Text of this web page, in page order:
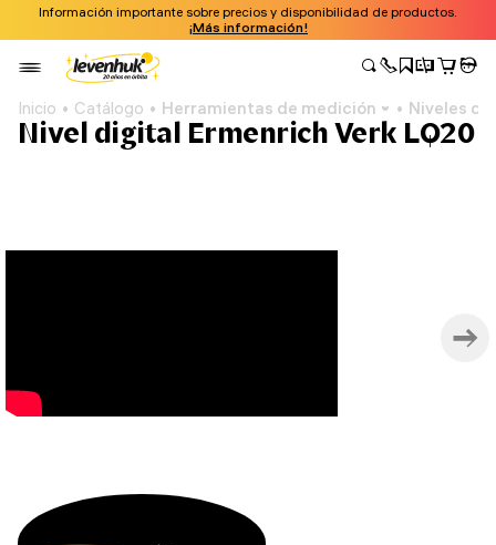
Información importante sobre precios y disponibilidad de productos.
¡Más información!
Inicio Catálogo Herramientas de medición Niveles
Nivel digital Ermenrich Verk LQ20